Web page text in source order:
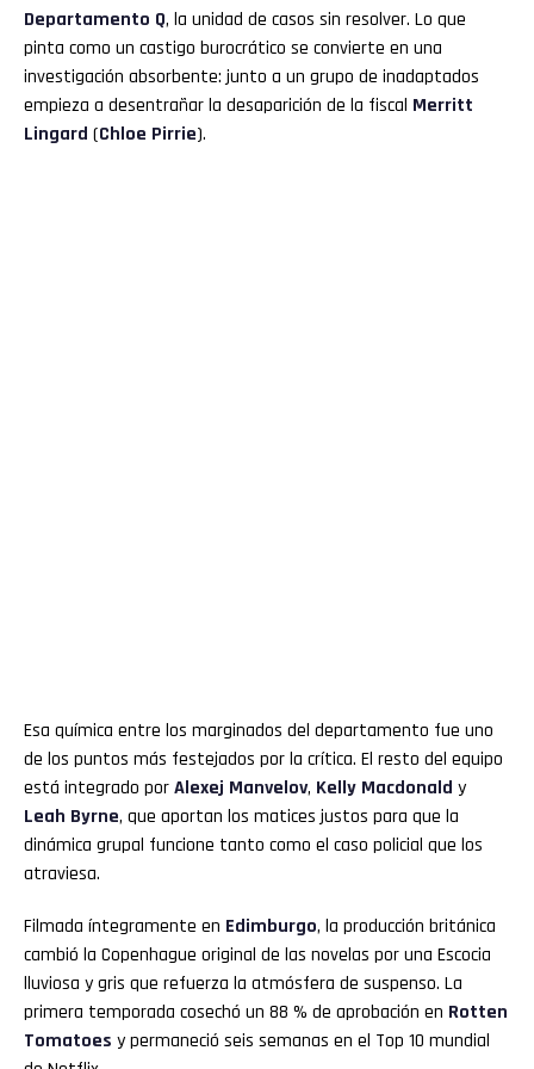
Departamento Q, la unidad de casos sin resolver. Lo que
pinta como un castigo burocrático se convierte en una
investigación absorbente: junto a un grupo de inadaptados
empieza a desentrañar la desaparición de la fiscal Merritt
Lingard (Chloe Pirrie).
Esa química entre los marginados del departamento fue uno
de los puntos más festejados por la crítica. El resto del equipo
está integrado porAlexej Manvelov, Kelly Macdonald y
Leah Byrne, que aportan los matices justos para que la
dinámica grupal funcione tanto como el caso policial que los
atraviesa.
Filmada íntegramente en Edimburgo, la producción británica
cambió la Copenhague original de las novelas por una Escocia
lluviosa y gris que refuerza la atmósfera de suspenso. La
primera temporada cosechó un 88 % de aprobación en Rotten
Tomatoes y permaneció seis semanas en el Top 10 mundial